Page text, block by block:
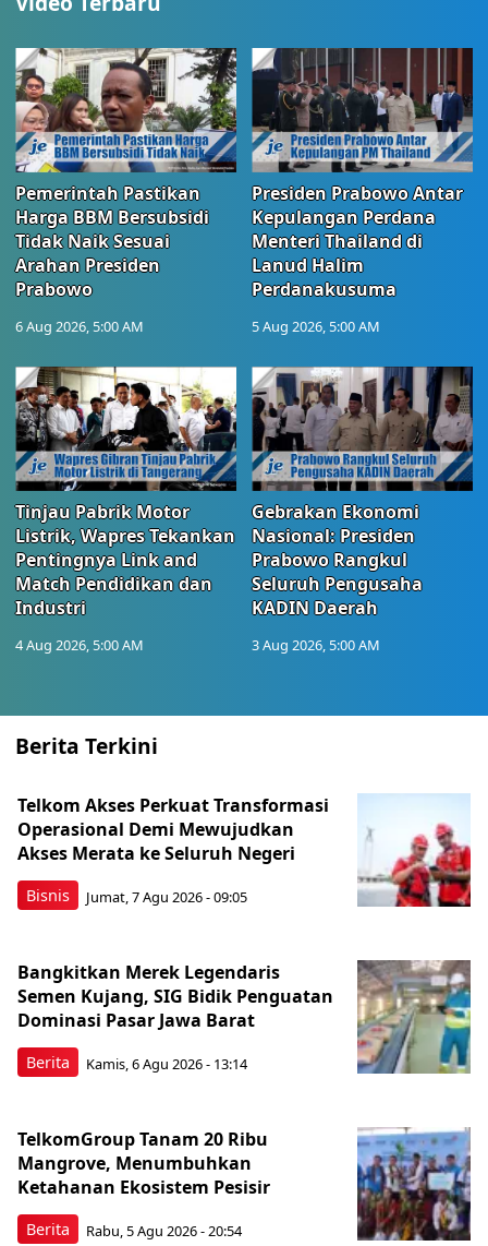
Pemerintah Pastikan
Harga BBM Bersubsidi
Tidak Naik Sesuai
Arahan Presiden
Prabowo
6 Aug 2026, 5:00 AM
Presiden Prabowo Antar
Kepulangan Perdana
Menteri Thailand di
Lanud Halim
Perdanakusuma
5 Aug 2026, 5:00 AM
Tinjau Pabrik Motor
Listrik, Wapres Tekankan
Pentingnya Link and
Match Pendidikan dan
Industri
4 Aug 2026, 5:00 AM
Gebrakan Ekonomi
Nasional: Presiden
Prabowo Rangkul
Seluruh Pengusaha
KADIN Daerah
3 Aug 2026, 5:00 AM
Berita Terkini
Bisnis
Telkom Akses Perkuat Transformasi
Operasional Demi Mewujudkan
Akses Merata ke Seluruh Negeri
Jumat, 7 Agu 2026 - 09:05
Berita
Bangkitkan Merek Legendaris
Semen Kujang, SIG Bidik Penguatan
Dominasi Pasar Jawa Barat
Kamis, 6 Agu 2026 - 13:14
Berita
TelkomGroup Tanam 20 Ribu
Mangrove, Menumbuhkan
Ketahanan Ekosistem Pesisir
Rabu, 5 Agu 2026 - 20:54